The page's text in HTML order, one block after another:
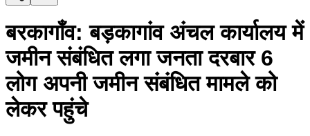
बरकागाँव: बड़कागांव अंचल कार्यालय में
जमीन संबंधित लगा जनता दरबार 6
लोग अपनी जमीन संबंधित मामले को
लेकर पहुंचे